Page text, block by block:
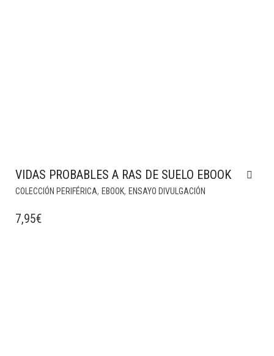
VIDAS PROBABLES A RAS DE SUELO EBOOK
COLECCIÓN PERIFÉRICA, EBOOK, ENSAYO DIVULGACIÓN
7,95€